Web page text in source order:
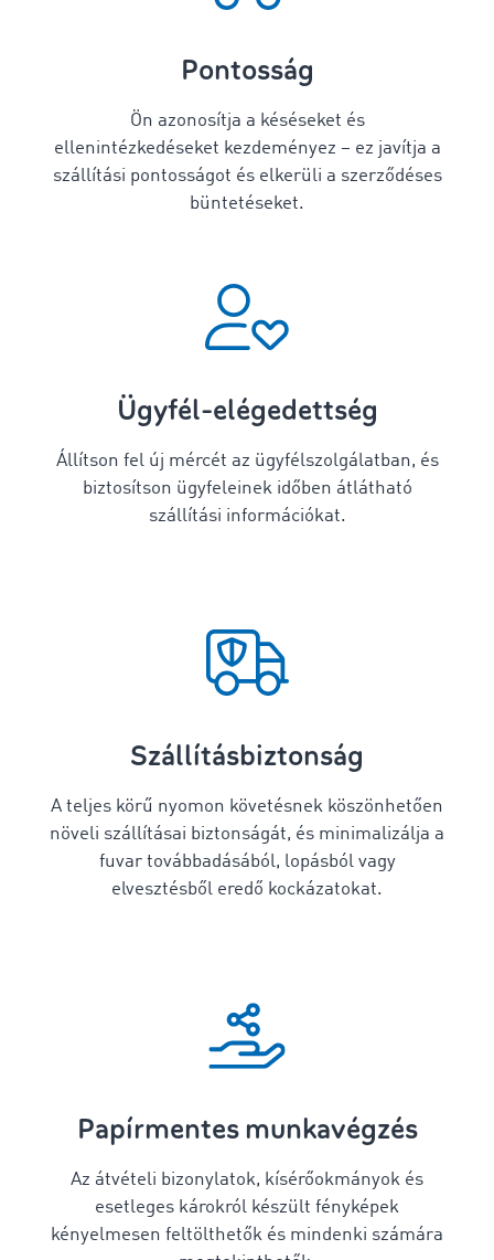
Pontosság
Ön azonosítja a késéseket és
ellenintézkedéseket kezdeményez – ez javítja a
szállítási pontosságot és elkerüli a szerződéses
büntetéseket.
Ügyfél-elégedettség
Állítson fel új mércét az ügyfélszolgálatban, és
biztosítson ügyfeleinek időben átlátható
szállítási információkat.
Szállításbiztonság
A teljes körű nyomon követésnek köszönhetően
növeli szállításai biztonságát, és minimalizálja a
fuvar továbbadásából, lopásból vagy
elvesztésből eredő kockázatokat.
Papírmentes munkavégzés
Az átvételi bizonylatok, kísérőokmányok és
esetleges károkról készült fényképek
kényelmesen feltölthetők és mindenki számára